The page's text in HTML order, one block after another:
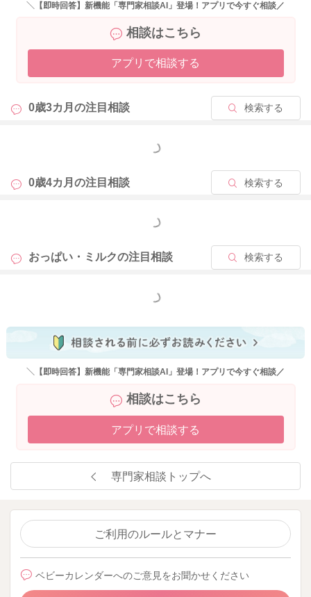
も十分となっていることもあるのかなと思いました。
その2回がおっぱいだけでも、十分に体重も増えているようでし
したら、もう少し今のまま続けてみてもらっても良いのではな
飲むことを決めるのも娘さんになってしまうこともありますの
拒否をするような様子になってきた時にまた検討されてみるの
＼【即時回答】新機能「専門家相談AI」登場！アプリで今すぐ相談／
相談はこちら
アプリで相談する
0歳3カ月の注目相談 検索する
もっと見る
0歳4カ月の注目相談 検索する
もっと見る
おっぱい・ミルクの注目相談 検索する
もっと見る
＼【即時回答】新機能「専門家相談AI」登場！アプリで今すぐ相談／
相談はこちら
アプリで相談する
専門家相談トップへ
ご利用のルールとマナー
ベビーカレンダーへのご意見をお聞かせください